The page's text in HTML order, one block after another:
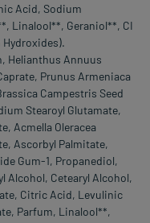
Acid, Sodium
Linalool**, Geraniol**, CI
Hydroxides).
Helianthus Annuus
Prunus Armeniaca
Campestris Seed
Stearoyl Glutamate,
Acmella Oleracea
Ascorbyl Palmitate,
Gum-1, Propanediol,
Alcohol, Cetearyl Alcohol,
Citric Acid, Levulinic
Parfum, Linalool**,